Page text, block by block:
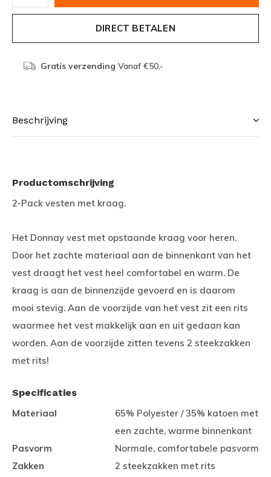
DIRECT BETALEN
Gratis verzending Vanaf €50,-
Beschrijving
Productomschrijving
2-Pack vesten met kraag.
Het Donnay vest met opstaande kraag voor heren.
Door het zachte materiaal aan de binnenkant van het
vest draagt het vest heel comfortabel en warm. De
kraag is aan de binnenzijde gevoerd en is daarom
mooi stevig. Aan de voorzijde van het vest zit een rits
waarmee het vest makkelijk aan en uit gedaan kan
worden. Aan de voorzijde zitten tevens 2 steekzakken
met rits!
Specificaties
Materiaal
65% Polyester / 35% katoen met
een zachte, warme binnenkant
Pasvorm
Normale, comfortabele pasvorm
Zakken
2 steekzakken met rits